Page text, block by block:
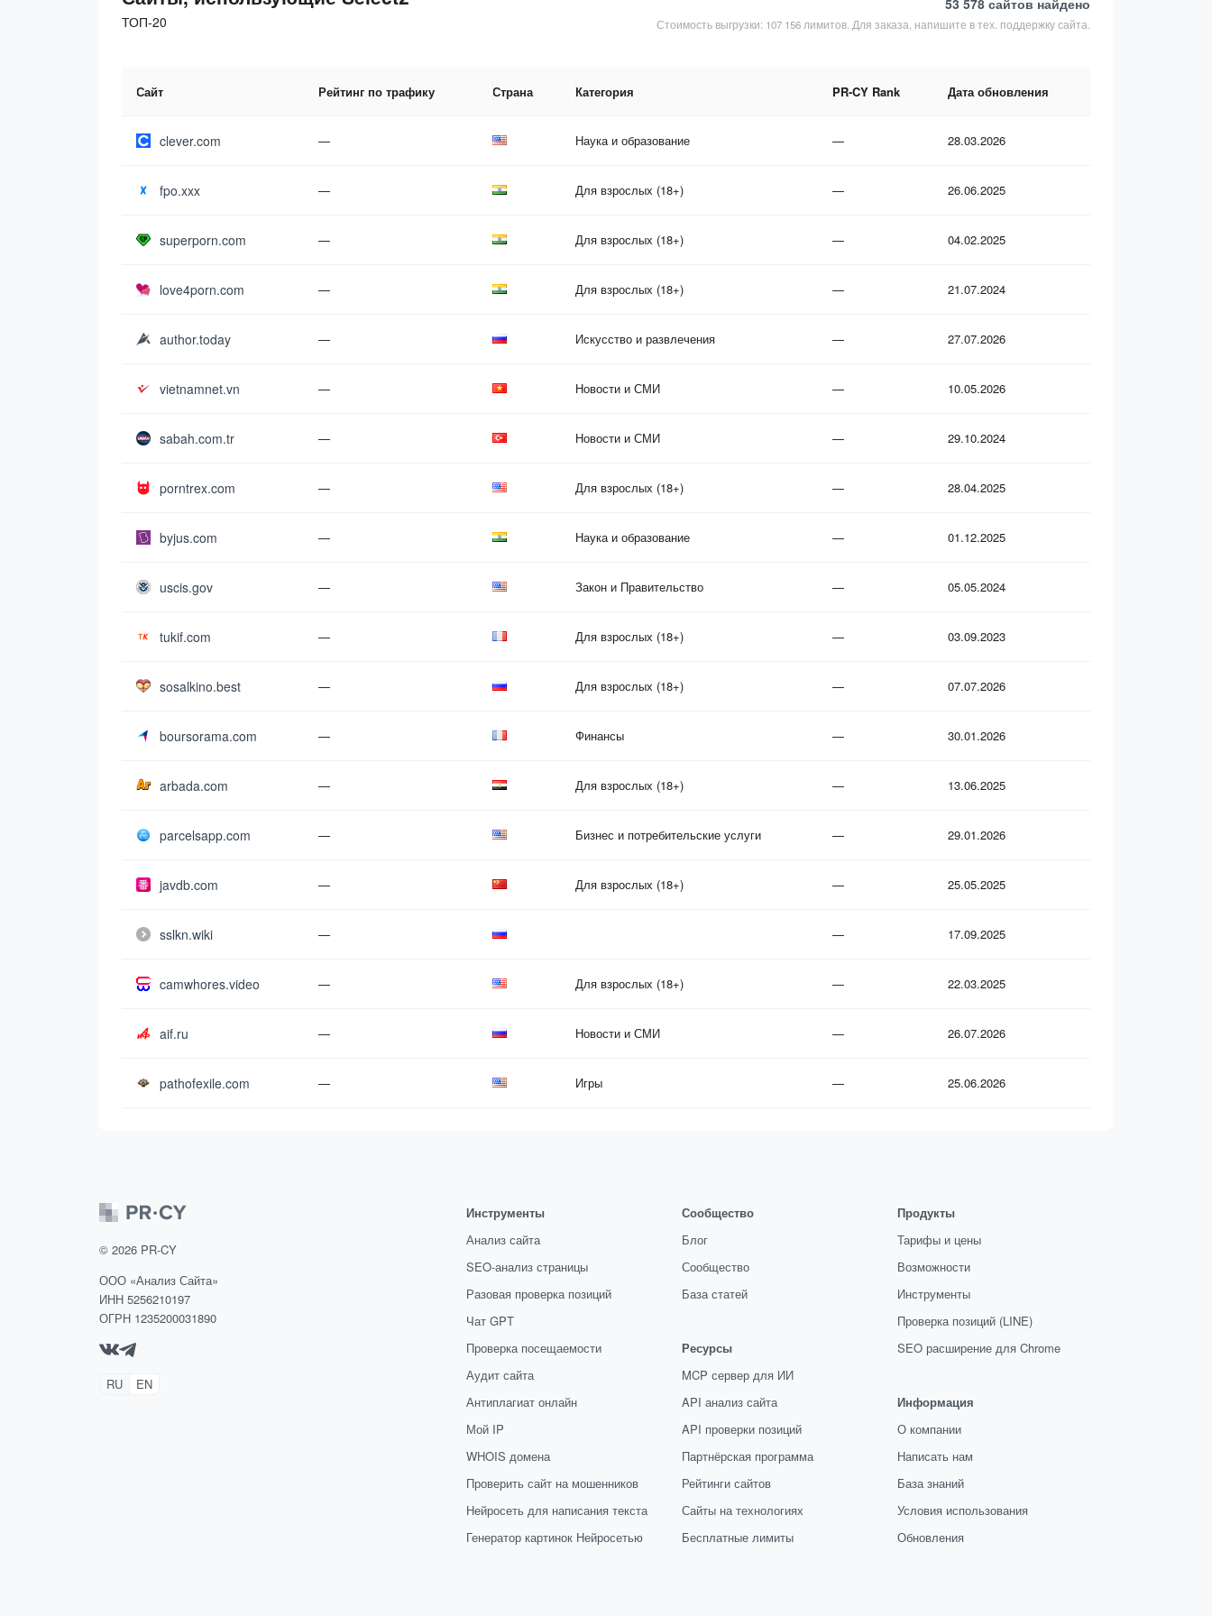
ТОП-20
53 578 сайтов найдено
Стоимость выгрузки: 107 156 лимитов. Для заказа, напишите в тех. поддержку сайта.
Сайт Рейтинг по трафику Страна Категория PR-CY Rank Дата обновления
clever.com — Наука и образование — 28.03.2026
fpo.xxx — Для взрослых (18+) — 26.06.2025
superporn.com — Для взрослых (18+) — 04.02.2025
love4porn.com — Для взрослых (18+) — 21.07.2024
author.today — Искусство и развлечения — 27.07.2026
vietnamnet.vn — Новости и СМИ — 10.05.2026
sabah.com.tr — Новости и СМИ — 29.10.2024
porntrex.com — Для взрослых (18+) — 28.04.2025
byjus.com — Наука и образование — 01.12.2025
uscis.gov — Закон и Правительство — 05.05.2024
tukif.com — Для взрослых (18+) — 03.09.2023
sosalkino.best — Для взрослых (18+) — 07.07.2026
boursorama.com — Финансы — 30.01.2026
arbada.com — Для взрослых (18+) — 13.06.2025
parcelsapp.com — Бизнес и потребительские услуги — 29.01.2026
javdb.com — Для взрослых (18+) — 25.05.2025
sslkn.wiki — — 17.09.2025
camwhores.video — Для взрослых (18+) — 22.03.2025
aif.ru — Новости и СМИ — 26.07.2026
pathofexile.com — Игры — 25.06.2026
© 2026 PR-CY
ООО «Анализ Сайта»
ИНН 5256210197
ОГРН 1235200031890
RU EN
Инструменты
Анализ сайта
SEO-анализ страницы
Разовая проверка позиций
Чат GPT
Проверка посещаемости
Аудит сайта
Антиплагиат онлайн
Мой IP
WHOIS домена
Проверить сайт на мошенников
Нейросеть для написания текста
Генератор картинок Нейросетью
Сообщество
Блог
Сообщество
База статей
Ресурсы
MCP сервер для ИИ
API анализ сайта
API проверки позиций
Партнёрская программа
Рейтинги сайтов
Сайты на технологиях
Бесплатные лимиты
Продукты
Тарифы и цены
Возможности
Инструменты
Проверка позиций (LINE)
SEO расширение для Chrome
Информация
О компании
Написать нам
База знаний
Условия использования
Обновления